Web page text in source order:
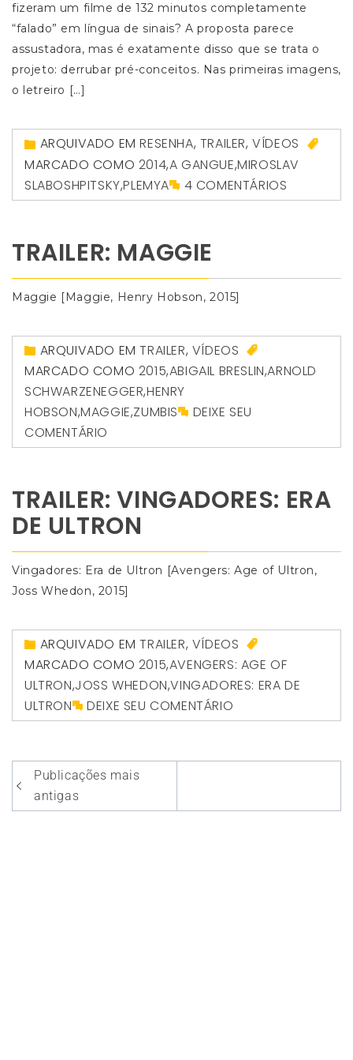
fizeram um filme de 132 minutos completamente
“falado” em língua de sinais? A proposta parece
assustadora, mas é exatamente disso que se trata o
projeto: derrubar pré-conceitos. Nas primeiras imagens,
o letreiro […]
ARQUIVADO EMRESENHA, TRAILER,VÍDEOS
MARCADO COMO 2014,A GANGUE,MIROSLAV
SLABOSHPITSKY,PLEMYA 4 COMENTÁRIOS
TRAILER: MAGGIE
Maggie [Maggie, Henry Hobson, 2015]
ARQUIVADO EMTRAILER, VÍDEOS
MARCADO COMO 2015,ABIGAIL BRESLIN,ARNOLD
SCHWARZENEGGER,HENRY
HOBSON,MAGGIE,ZUMBIS
DEIXE SEU
COMENTÁRIO
TRAILER: VINGADORES: ERA
DE ULTRON
Vingadores: Era de Ultron [Avengers: Age of Ultron,
Joss Whedon, 2015]
ARQUIVADO EMTRAILER, VÍDEOS
MARCADO COMO 2015,AVENGERS: AGE OF
ULTRON,JOSS WHEDON,VINGADORES: ERA DE
ULTRON
DEIXE SEU COMENTÁRIO
Navegação
por
Publicações mais
antigas